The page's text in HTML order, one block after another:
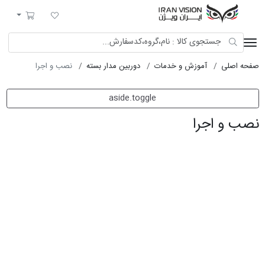
لیست مورد علاقه
سبد خرید
صفحه اصلی آموزش و خدمات دوربین مدار بسته نصب و اجرا
aside.toggle
نصب و اجرا